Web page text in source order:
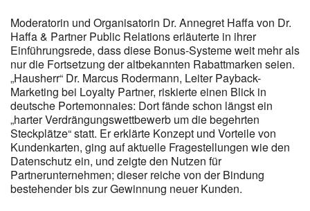
Moderatorin und Organisatorin Dr. Annegret Haffa von Dr.
Haffa & Partner Public Relations erläuterte in ihrer
Einführungsrede, dass diese Bonus-Systeme weit mehr als
nur die Fortsetzung der altbekannten Rabattmarken seien.
„Hausherr“ Dr. Marcus Rodermann, Leiter Payback-
Marketing bei Loyalty Partner, riskierte einen Blick in
deutsche Portemonnaies: Dort fände schon längst ein
„harter Verdrängungswettbewerb um die begehrten
Steckplätze“ statt. Er erklärte Konzept und Vorteile von
Kundenkarten, ging auf aktuelle Fragestellungen wie den
Datenschutz ein, und zeigte den Nutzen für
Partnerunternehmen; dieser reiche von der Bindung
bestehender bis zur Gewinnung neuer Kunden.